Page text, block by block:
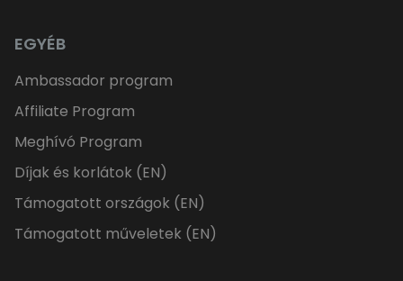
EGYÉB
Ambassador program
Affiliate Program
Meghívó Program
Díjak és korlátok (EN)
Támogatott országok (EN)
Támogatott műveletek (EN)